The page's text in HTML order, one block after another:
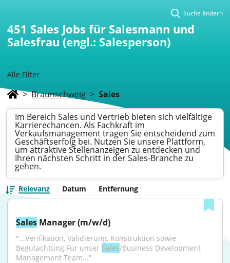
Alle Filter
Suche ändern
451 Sales Jobs für Salesmann und
Salesfrau (engl.: Salesperson)
> Braunschweig > Sales
Im Bereich Sales und Vertrieb bieten sich vielfältige
Karrierechancen. Als Fachkraft im
Verkaufsmanagement tragen Sie entscheidend zum
Geschäftserfolg bei. Nutzen Sie unsere Plattform,
um attraktive Stellenanzeigen zu entdecken und
Ihren nächsten Schritt in der Sales-Branche zu
gehen.
Relevanz Datum Entfernung
Sales Manager (m/w/d)
"...Verifikation, Validierung, Konstruktion sowie
Begutachtung.Für unser Sales/Business Development
Management Team..."